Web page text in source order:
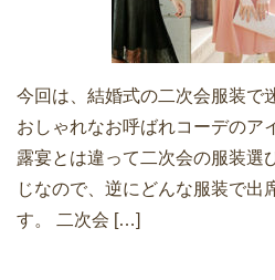
今回は、結婚式の二次会服装で
おしゃれなお呼ばれコーデのア
露宴とは違って二次会の服装選
じなので、逆にどんな服装で出
す。 二次会 […]